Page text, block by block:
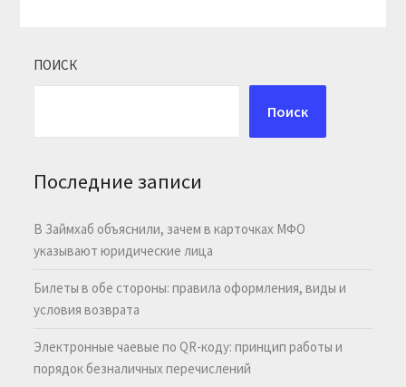
ПОИСК
Поиск
Последние записи
В Займхаб объяснили, зачем в карточках МФО
указывают юридические лица
Билеты в обе стороны: правила оформления, виды и
условия возврата
Электронные чаевые по QR-коду: принцип работы и
порядок безналичных перечислений